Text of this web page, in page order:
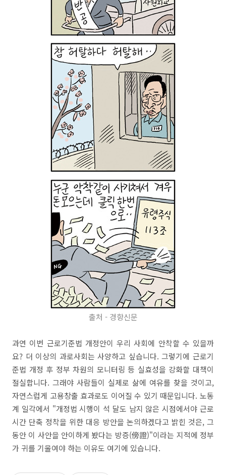
출처 - 경향신문
과연 이번 근로기준법 개정안이 우리 사회에 안착할 수 있을까
요? 더 이상의 과로사회는 사양하고 싶습니다. 그렇기에 근로기
준법 개정 후 정부 차원의 모니터링 등 실효성을 강화할 대책이
절실합니다. 그래야 사람들이 실제로 삶에 여유를 찾을 것이고,
자연스럽게 고용창출 효과로도 이어질 수 있기 때문입니다. 노동
계 일각에서 "개정법 시행이 석 달도 남지 않은 시점에서야 근로
시간 단축 정착을 위한 대응 방안을 논의하겠다고 밝힌 것은, 그
동안 이 사안을 안이하게 봤다는 방증(傍證)"이라는 지적에 정부
가 귀를 기울여야 하는 이유도 여기에 있습니다.